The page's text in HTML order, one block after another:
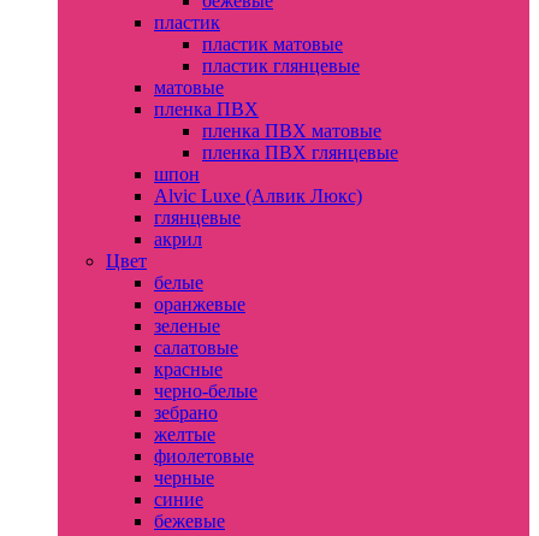
пластик
пластик матовые
пластик глянцевые
матовые
пленка ПВХ
пленка ПВХ матовые
пленка ПВХ глянцевые
шпон
Alvic Luxe (Алвик Люкс)
глянцевые
акрил
Цвет
белые
оранжевые
зеленые
салатовые
красные
черно-белые
зебрано
желтые
фиолетовые
черные
синие
бежевые